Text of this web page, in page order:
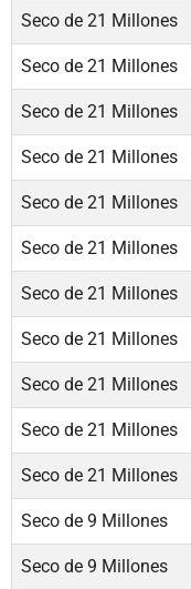
Seco de 21 Millones
Seco de 21 Millones
Seco de 21 Millones
Seco de 21 Millones
Seco de 21 Millones
Seco de 21 Millones
Seco de 21 Millones
Seco de 21 Millones
Seco de 21 Millones
Seco de 21 Millones
Seco de 21 Millones
Seco de 9 Millones
Seco de 9 Millones